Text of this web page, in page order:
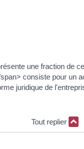
une fraction de
consiste pour un
juridique de
Tout replier